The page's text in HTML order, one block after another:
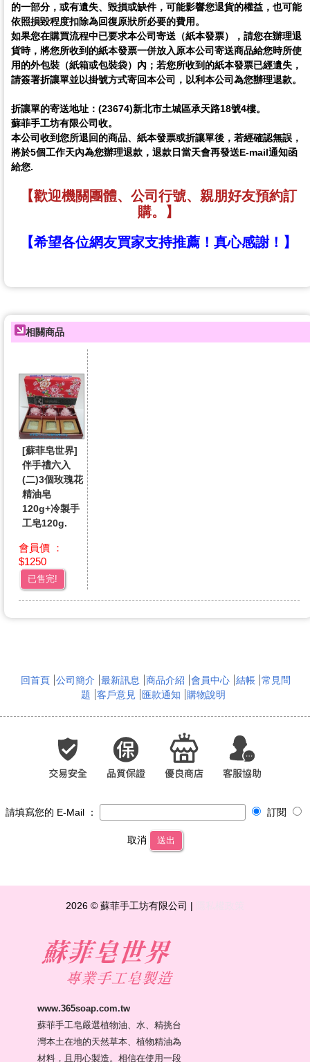
的一部分，或有遺失、毀損或缺件，可能影響您退貨的權益，也可能
依照損毀程度扣除為回復原狀所必要的費用。
如果您在購買流程中已要求本公司寄送（紙本發票），請您在辦理退
貨時，將您所收到的紙本發票一併放入原本公司寄送商品給您時所使
用的外包裝（紙箱或包裝袋）內；若您所收到的紙本發票已經遺失，
請簽署折讓單並以掛號方式寄回本公司，以利本公司為您辦理退款。
折讓單的寄送地址：(23674)新北市土城區承天路18號4樓。
蘇菲手工坊有限公司收。
本公司收到您所退回的商品、紙本發票或折讓單後，若經確認無誤，
將於5個工作天內為您辦理退款，退款日當天會再發送E-mail通知函
給您.
【歡迎機關團體、公司行號、親朋好友預約訂
購。】
【希望各位網友買家支持推薦！真心感謝！】
相關商品
[蘇菲皂世界]
伴手禮六入
(二)3個玫瑰花
精油皂
120g+冷製手
工皂120g.
會員價 ：
$1250
已售完!
回首頁 公司簡介 最新訊息 商品介紹 會員中心 結帳 常見問
題
客戶意見 匯款通知 購物說明
請填寫您的 E-Mail ： 訂閱
取消 送出
2026 © 蘇菲手工坊有限公司 |
www.365soap.com.tw
蘇菲手工皂嚴選植物油、水、精挑台
灣本土在地的天然草本、植物精油為
材料，且用心製造。相信在使用一段